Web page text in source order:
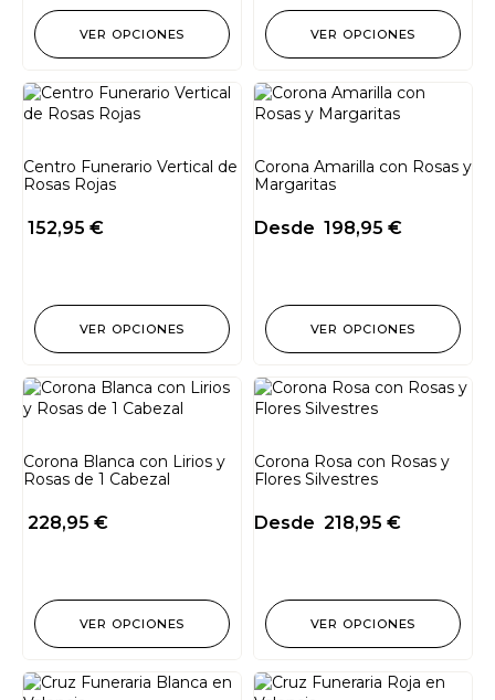
VER OPCIONES VER OPCIONES
Centro Funerario Vertical de
Rosas Rojas
152,95 €
VER OPCIONES
Corona Amarilla con Rosas y
Margaritas
Desde 198,95 €
VER OPCIONES
Corona Blanca con Lirios y
Rosas de 1 Cabezal
228,95 €
VER OPCIONES
Corona Rosa con Rosas y
Flores Silvestres
Desde 218,95 €
VER OPCIONES